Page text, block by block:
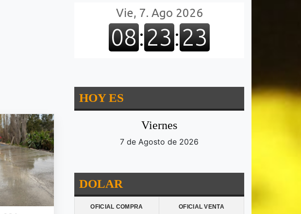
HOY ES
Viernes
7 de Agosto de 2026
DOLAR
OFICIAL COMPRA OFICIAL VENTA